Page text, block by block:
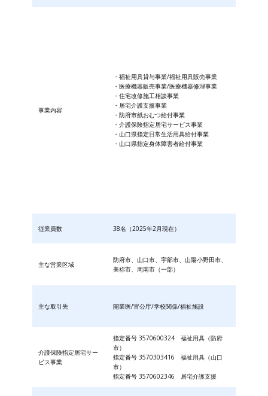
事業内容
・福祉用具貸与事業/福祉用具販売事業
・医療機器販売事業/医療機器修理事業
・住宅改修施工相談事業
・居宅介護支援事業
・防府市紙おむつ給付事業
・​介護保険指定居宅サービス事業
・山口県指定日常生活用具給付事業
・山口県指定身体障害者給付事業
従業員数 38名（2025年2月現在）
主な営業区域
防府市、山口市、宇部市、山陽小野田市、
美祢市、周南市（一部）
主な取引先 開業医/官公庁/学校関係/福祉施設
介護保険指定居宅サー
ビス事業
指定番号 3570600324 福祉用具（防府
市）
指定番号 3570303416 福祉用具（山口
市）
指定番号 3570602346 居宅介護支援